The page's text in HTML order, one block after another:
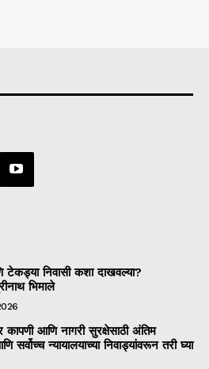
टेकड्या निवासी कशा दाखवल्या?
भिमाले
कापणी आणि नागरी सुरक्षेसाठी अंतिम
न्यायालयाच्या निवाड्यांवरून तरी घ्या